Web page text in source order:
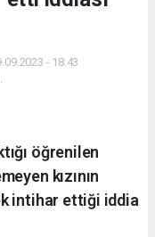
- 18:43
öğrenilen
kızının
intihar ettiği iddia